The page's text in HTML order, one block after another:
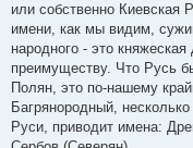
или собственно Киевская
имени, как мы видим,
народного - это
преимуществу. Что Русь
Полян, это по-нашему
Багрянородный,
Руси, приводит имена: